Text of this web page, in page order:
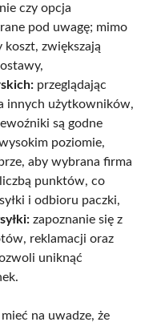
czy opcja
pod uwagę; mimo
koszt, zwiększają
przeglądając
innych użytkowników,
są godne
poziomie,
aby wybrana firma
punktów, co
i odbioru paczki,
zapoznanie się z
reklamacji oraz
uniknąć
na uwadze, że